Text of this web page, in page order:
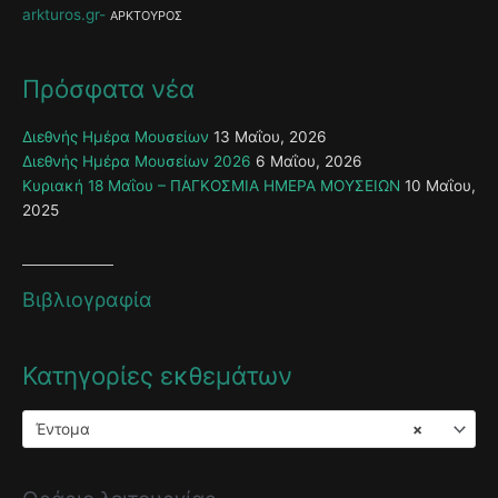
arkturos.gr ΑΡΚΤΟΥΡΟΣ
Πρόσφατα νέα
Διεθνής Ημέρα Μουσείων 13 Μαΐου, 2026
Διεθνής Ημέρα Μουσείων 2026 6 Μαΐου, 2026
Κυριακή 18 Μαΐου – ΠΑΓΚΟΣΜΙΑ ΗΜΕΡΑ ΜΟΥΣΕΙΩΝ 10 Μαΐου,
2025
Βιβλιογραφία
Κατηγορίες εκθεμάτων
×
Έντομα